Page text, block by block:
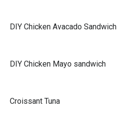
DIY Chicken Avacado Sandwich
DIY Chicken Mayo sandwich
Croissant Tuna